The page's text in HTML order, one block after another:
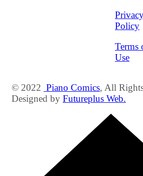
Policy
Terms
Use
© 2022 Piano Comics, All
Designed by Futureplus Web.